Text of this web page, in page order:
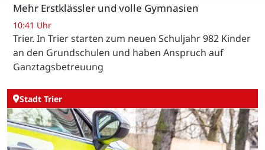
Mehr Erstklässler und volle Gymnasien
10:41 Uhr
Trier. In Trier starten zum neuen Schuljahr 982 Kinder
an den Grundschulen und haben Anspruch auf
Ganztagsbetreuung
Stadt Trier